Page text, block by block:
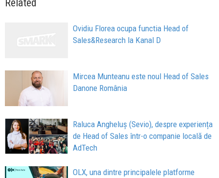
Related
Ovidiu Florea ocupa functia Head of
Sales&Research la Kanal D
Mircea Munteanu este noul Head of Sales
Danone România
Raluca Angheluș (Sevio), despre experiența
de Head of Sales într-o companie locală de
AdTech
OLX, una dintre principalele platforme